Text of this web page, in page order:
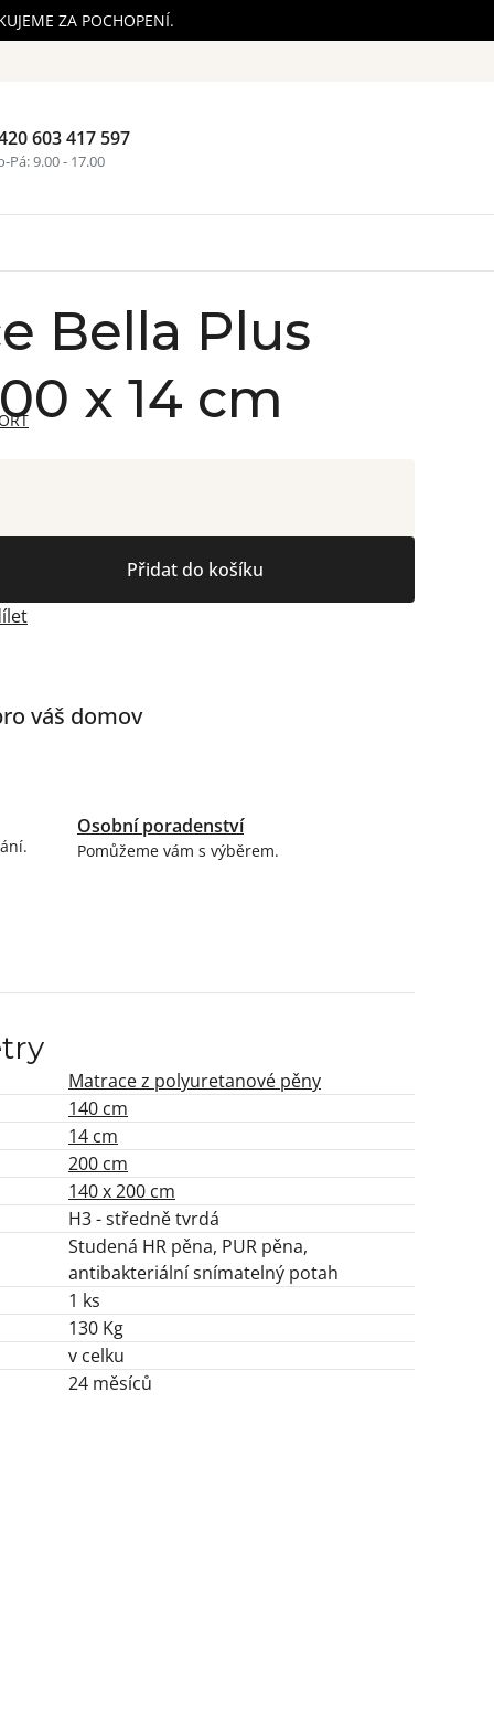
ZA POCHOPENÍ.
603 417 597
Pá: 9.00 - 17.00
Bella Plus
x 14 cm
Přidat do košíku
váš domov
Osobní poradenství
Pomůžeme vám s výběrem.
Matrace z polyuretanové pěny
140 cm
14 cm
200 cm
140 x 200 cm
H3 - středně tvrdá
Studená HR pěna, PUR pěna,
antibakteriální snímatelný potah
1 ks
130 Kg
v celku
24 měsíců